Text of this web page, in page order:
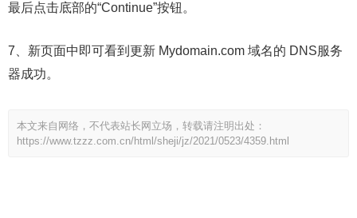
最后点击底部的“Continue”按钮。
7、新页面中即可看到更新 Mydomain.com 域名的 DNS服务
器成功。
本文来自网络，不代表站长网立场，转载请注明出处：
https://www.tzzz.com.cn/html/sheji/jz/2021/0523/4359.html